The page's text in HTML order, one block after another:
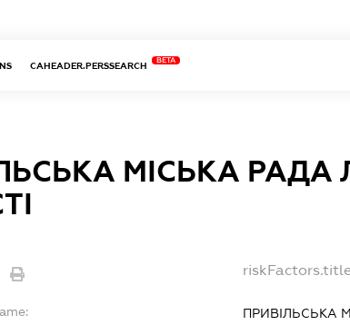
CAHEADER.PERSSEARCH
BETA
МІСЬКА РАДА
ПРИВІЛЬСЬКА